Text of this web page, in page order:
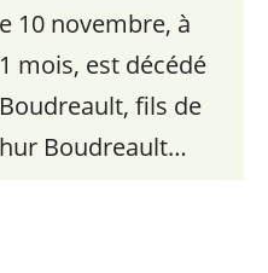
10 novembre, à
mois, est décédé
fils de
Boudreault…